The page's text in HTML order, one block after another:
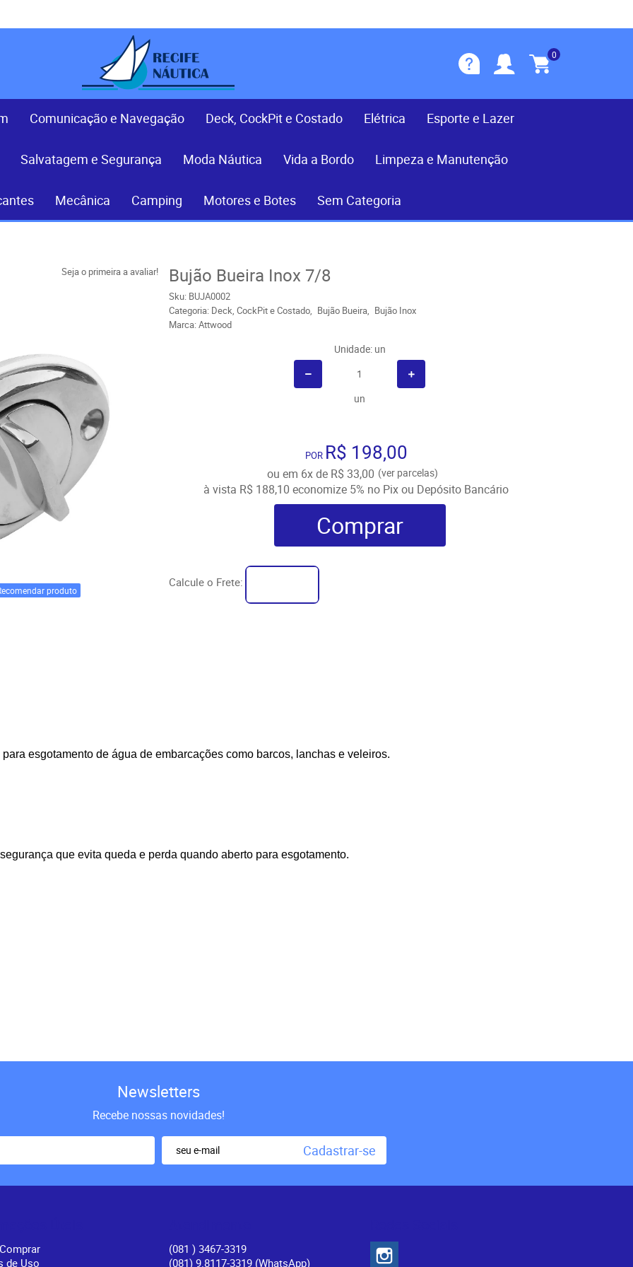
0
Comunicação e Navegação Deck, CockPit e Costado Elétrica Esporte e Lazer
Salvatagem e Segurança Moda Náutica Vida a Bordo Limpeza e Manutenção
Mecânica Camping Motores e Botes Sem Categoria
Seja o primeira a avaliar! Bujão Bueira Inox 7/8
Sku: BUJA0002
Categoria: Deck, CockPit e Costado Bujão Bueira
Bujão Inox
Marca:Attwood
Unidade: un
un
POR R$ 198,00
ou em 6xde R$ 33,00 (ver parcelas)
à vista R$ 188,10 economize 5% no Pix ou Depósito Bancário
Comprar
Calcule o Frete:
produto
esgotamento de água de embarcações como barcos, lanchas e veleiros.
que evita queda e perda quando aberto para esgotamento.
Newsletters
Recebe nossas novidades!
Cadastrar-se
de Uso
(081 ) 3467-3319
(081) 9.8117-3319 (WhatsApp)